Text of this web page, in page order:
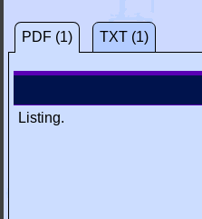
PDF (1) TXT (1)
Listing.